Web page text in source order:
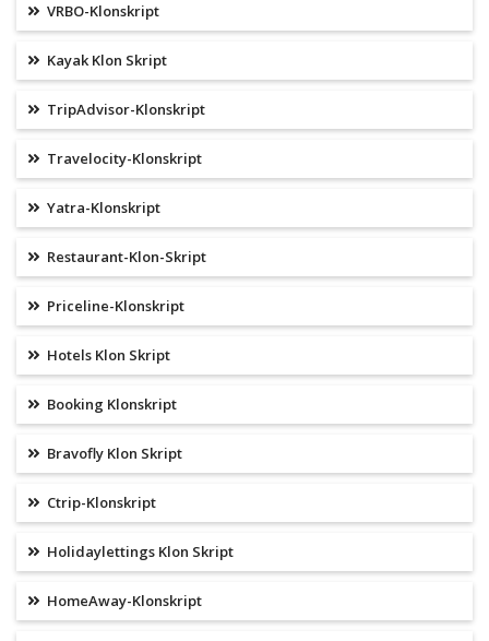
VRBO-Klonskript
Kayak Klon Skript
TripAdvisor-Klonskript
Travelocity-Klonskript
Yatra-Klonskript
Restaurant-Klon-Skript
Priceline-Klonskript
Hotels Klon Skript
Booking Klonskript
Bravofly Klon Skript
Ctrip-Klonskript
Holidaylettings Klon Skript
HomeAway-Klonskript